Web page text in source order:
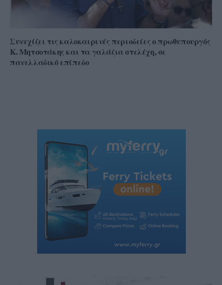
Συνεχίζει τις καλοκαιρινές περιοδείες ο πρωθυπουργός
Κ. Μητσοτάκης και τα γαλάζια στελέχη, σε
πανελλαδικό επίπεδο